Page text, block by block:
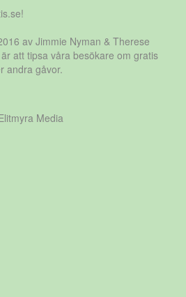
av Jimmie Nyman & Therese
att tipsa våra besökare om gratis
andra gåvor.
Media